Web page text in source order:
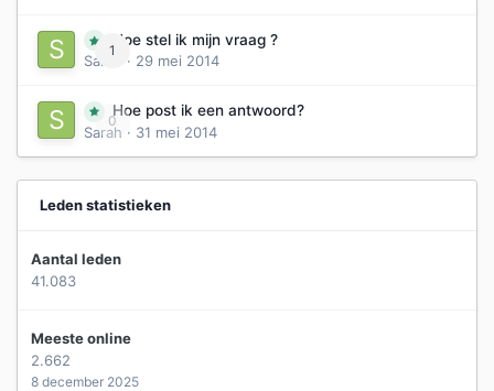
1
Hoe stel ik mijn vraag ?
Sarah
· 29 mei 2014
0
Hoe post ik een antwoord?
Sarah · 31 mei 2014
Leden statistieken
Aantal leden
41.083
Meeste online
2.662
8 december 2025